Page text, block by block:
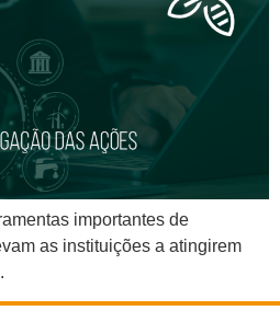
importantes de
as instituições a atingirem